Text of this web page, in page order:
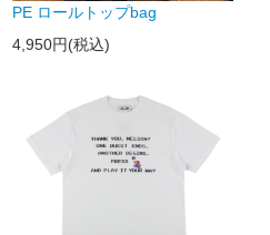
PE ロールトップbag
4,950円(税込)